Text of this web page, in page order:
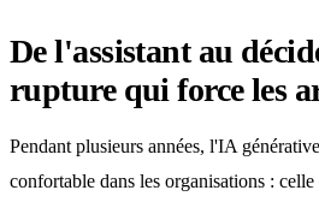
De l'assistant au
rupture qui force les
Pendant plusieurs années, l'IA
confortable dans les organisations :